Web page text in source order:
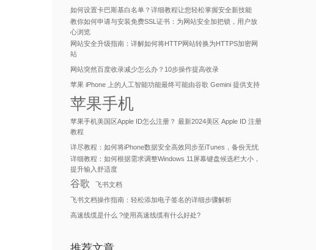
如何设置卡巴斯基白名单？详细教程让您轻松掌握安全新技能
教你如何申请与安装免费SSL证书：为网站安全加把锁，用户放
心浏览
网站安全升级指南：详解如何将HTTP网站转换为HTTPS加密网
站
网站突然百度收录减少怎么办？10步操作提高收录
苹果 iPhone 上的人工智能功能最终可能由谷歌 Gemini 提供支持
苹果手机
苹果手机美国区Apple ID怎么注册？ 最新2024美区 Apple ID 注册
教程
详尽教程：如何将iPhone数据安全高效同步至iTunes，备份无忧
详细教程：如何根据需求调整Windows 11屏幕键盘候选栏大小，
提升输入舒适度
谷歌 飞书文档
飞书文档操作指南：轻松添加电子签名的详细步骤解析
高速线缆是什么 ?使用高速线缆有什么好处?